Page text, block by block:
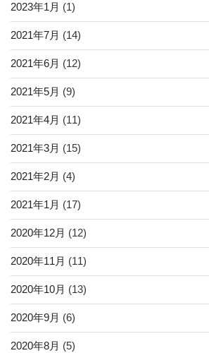
2023年1月 (1)
2021年7月 (14)
2021年6月 (12)
2021年5月 (9)
2021年4月 (11)
2021年3月 (15)
2021年2月 (4)
2021年1月 (17)
2020年12月 (12)
2020年11月 (11)
2020年10月 (13)
2020年9月 (6)
2020年8月 (5)